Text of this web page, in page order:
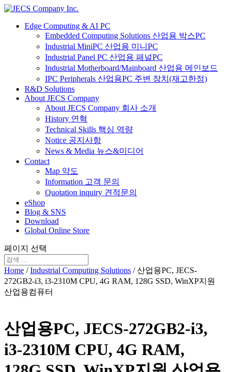
Edge Computing & AI PC
Embedded Computing Solutions 산업용 박스PC
Industrial MiniPC 산업용 미니PC
Industrial Panel PC 산업용 패널PC
Industrial Motherboard/Mainboard 산업용 메인보드
IPC Peripherals 산업용PC 주변 장치(재고한정)
R&D Solutions
About JECS Company
About JECS Company 회사 소개
History 연혁
Technical Skills 핵심 역량
Notice 공지사항
News & Media 뉴스&미디어
Contact
Map 약도
Information 고객 문의
Quotation inquiry 견적문의
eShop
Blog & SNS
Download
Global Online Store
페이지 선택
Home /Industrial Computing Solutions / 산업용PC, JECS-
272GB2-i3, i3-2310M CPU, 4G RAM, 128G SSD, WinXP지원
산업용컴퓨터
산업용PC, JECS-272GB2-i3,
i3-2310M CPU, 4G RAM,